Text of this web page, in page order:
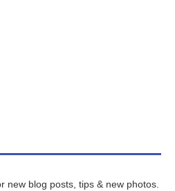
new blog posts, tips & new photos.